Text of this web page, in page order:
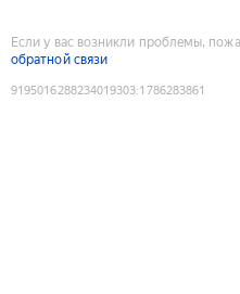
Если у вас возникли проблемы,
обратной связи
9195016288234019303:1786283861